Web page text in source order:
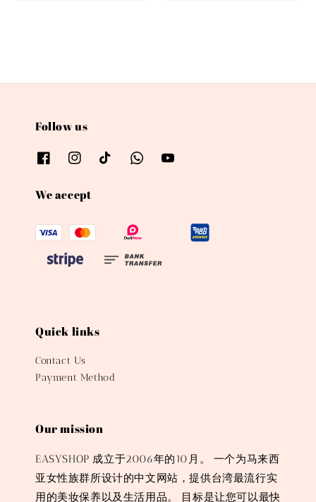
Follow us
We accept
Quick links
Contact Us
Payment Method
Our mission
EASYSHOP 成立于2006年的10月。 一个为马来西
亚女性族群所设计的中文网站，提供台湾最流行实
用的美妆保养以及生活用品。 目标是让您可以最快